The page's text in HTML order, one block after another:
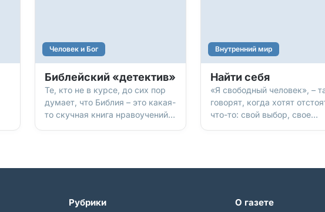
Человек и Бог
Библейский «детектив»
Те, кто не в курсе, до сих пор
думает, что Библия – это какая-
то скучная книга нравоучений.
основанное на реальных
Внутренний мир
Найти себя
«Я свободный человек», –
говорят, когда хотят
что-то: свой выбор, свое
«хорошими», угодными,
Рубрики О газете